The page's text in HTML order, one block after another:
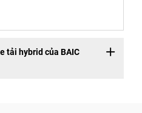
tải hybrid của BAIC